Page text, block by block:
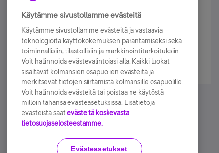
Tilaa Telian uutiskirje ja olet mukana arvonnassa.
sähköpostiisi.
Tilaa nyt
Käyttöehdot Accessibility statement
Käytämme sivustollamme evästeitä
Käytämme sivustollamme evästeitä ja vastaavia
teknologioita käyttökokemuksen parantamiseksi sekä
toiminnallisiin, tilastollisiin ja markkinointitarkoituksiin.
Voit hallinnoida evästevalintojasi alla. Kaikki luokat
sisältävät kolmansien osapuolien evästeitä ja
merkitsevät tietojen siirtämistä kolmansille osapuolille.
Voit hallinnoida evästeitä tai poistaa ne käytöstä
milloin tahansa evästeasetuksissa. Lisätietoja
evästeistä saat evästeitä koskevasta
tietosuojaselosteestamme.
Evästeasetukset